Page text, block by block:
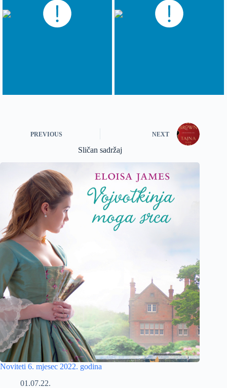
PREVIOUS NEXT
Sličan sadržaj
Noviteti 6. mjesec 2022. godina
01.07.22.